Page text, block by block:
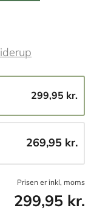
299,95 kr.
269,95 kr.
Prisen er inkl, moms
299,95 kr.